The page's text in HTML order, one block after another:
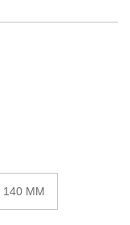
140 MM